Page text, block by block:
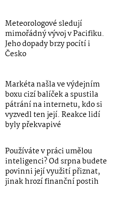
Meteorologové sledují
mimořádný vývoj v Pacifiku.
Jeho dopady brzy pocítí i
Česko
Markéta našla ve výdejním
boxu cizí balíček a spustila
pátrání na internetu, kdo si
vyzvedl ten její. Reakce lidí
byly překvapivé
Používáte v práci umělou
inteligenci? Od srpna budete
povinni její využití přiznat,
jinak hrozí finanční postih